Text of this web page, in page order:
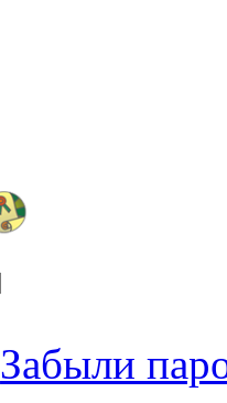
Забыли